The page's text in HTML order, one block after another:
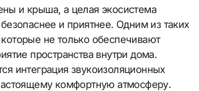
и крыша, а целая экосистема
и приятнее. Одним из таких
не только обеспечивают
пространства внутри дома.
интеграция звукоизоляционных
комфортную атмосферу.